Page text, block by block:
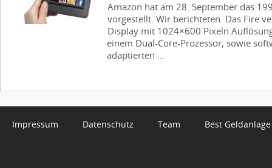
Amazon hat am 28. September das
vorgestellt. Wir berichteten. Das Fire
Display mit 1024×600 Pixeln
einem Dual-Core-Prozessor, sowie
adaptierten ...
Impressum Datenschutz Team Best Geldanlage